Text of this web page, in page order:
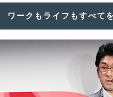
ワークもライフもすべて